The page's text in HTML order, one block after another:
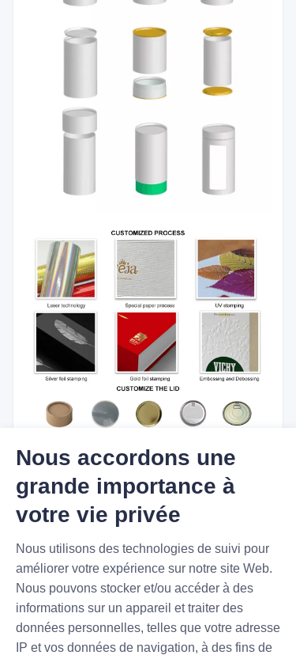
NOUVEAUX PRODUITS,
BONNES AFFAIRES.
Submit now
Name
Nous accordons une
grande importance à
votre vie privée
Nous utilisons des technologies de suivi pour
améliorer votre expérience sur notre site Web.
Nous pouvons stocker et/ou accéder à des
informations sur un appareil et traiter des
données personnelles, telles que votre adresse
IP et vos données de navigation, à des fins de